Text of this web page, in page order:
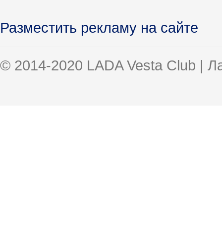
Разместить рекламу на сайте
© 2014-2020 LADA Vesta Club |